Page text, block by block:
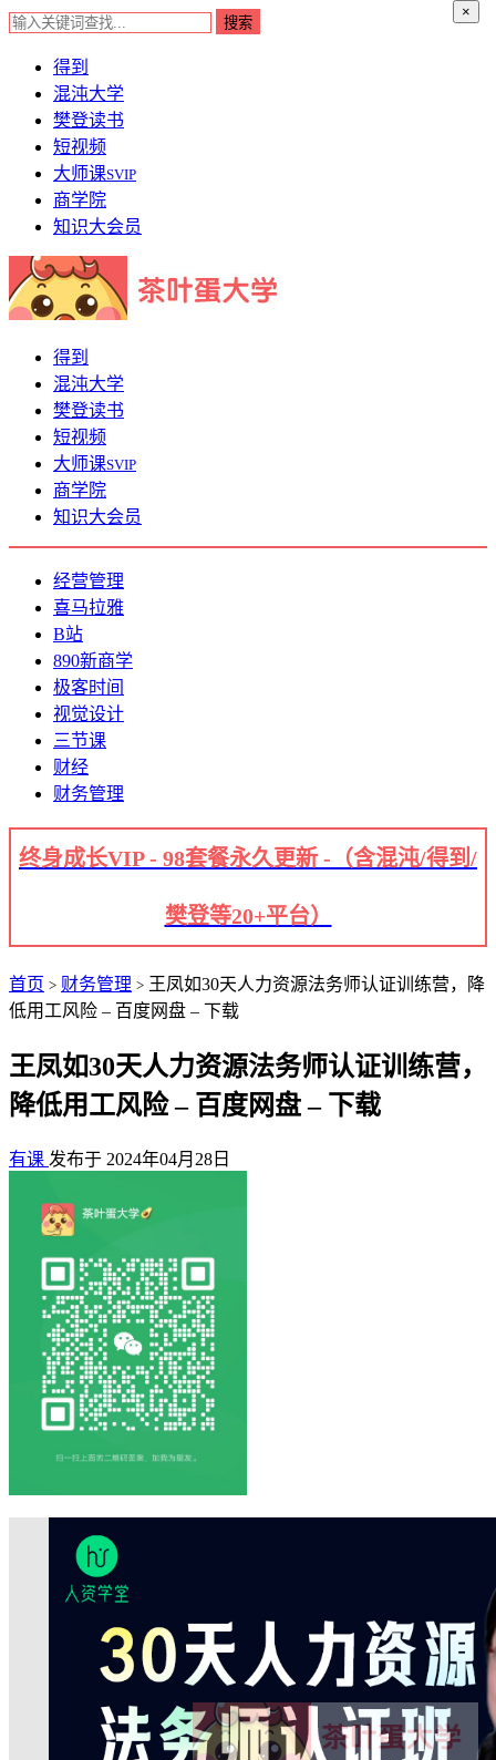
×
得到
混沌大学
樊登读书
短视频
大师课SVIP
商学院
知识大会员
得到
混沌大学
樊登读书
短视频
大师课SVIP
商学院
知识大会员
经营管理
喜马拉雅
B站
890新商学
极客时间
视觉设计
三节课
财经
财务管理
终身成长VIP - 98套餐永久更新 -（含混沌/得到/
樊登等20+平台）
首页 > 财务管理 > 王凤如30天人力资源法务师认证训练营，降
低用工风险 – 百度网盘 – 下载
王凤如30天人力资源法务师认证训练营，
降低用工风险 – 百度网盘 – 下载
有课 发布于 2024年04月28日